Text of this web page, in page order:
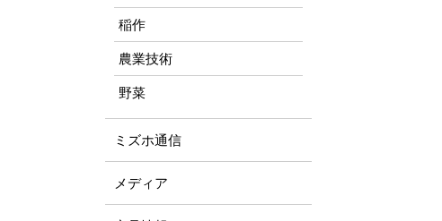
稲作
農業技術
野菜
ミズホ通信
メディア